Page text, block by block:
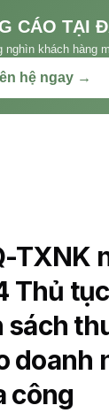
CÁO TẠI
nghìn khách hàng
hệ ngay →
TXNK
Thủ
sách
doanh
công